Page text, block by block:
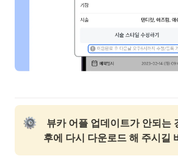
뷰카 어플 업데이트가 안되는
후에 다시 다운로드 해 주시길